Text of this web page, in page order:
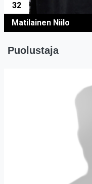
32
Matilainen Niilo
Puolustaja